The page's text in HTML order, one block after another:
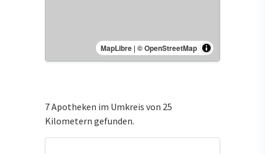
MapLibre | © OpenStreetMap
7 Apotheken im Umkreis von 25
Kilometern gefunden.